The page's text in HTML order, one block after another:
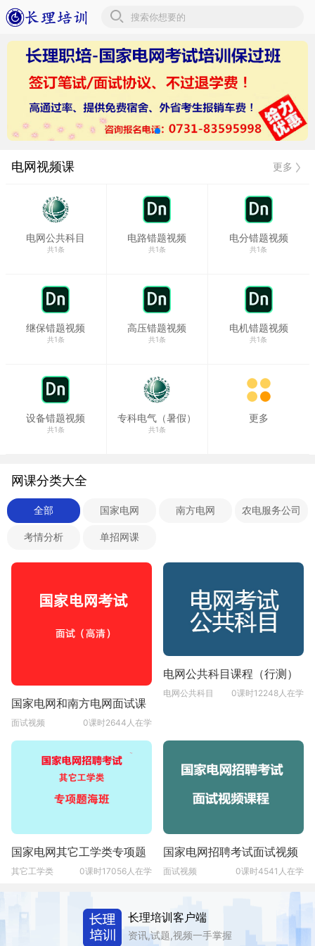
电话:0731-
电网视频课 更多
电网公共科目
共1条
电路错题视频
共1条
电分错题视频
共1条
继保错题视频
共1条
高压错题视频
共1条
电机错题视频
共1条
设备错题视频
共1条
专科电气（暑假）
共1条
更多
网课分类大全
全部 国家电网 南方电网 农电服务公司
考情分析 单招网课
国家电网和南方电网面试课
程（网课）
面试视频 2644人在学
0课时
电网公共科目课程（行测）
电网公共科目 12248人在学
0课时
国家电网其它工学类专项题
海班
其它工学类 17056人在学
0课时
国家电网招聘考试面试视频
录播课程
面试视频 4541人在学
0课时
长理培训客户端
资讯,试题,视频一手掌握